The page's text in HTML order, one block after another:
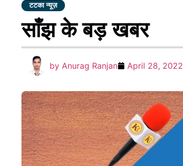
टटका न्यूज़
साँझ के बड़ खबर
by Anurag Ranjan April 28, 2022